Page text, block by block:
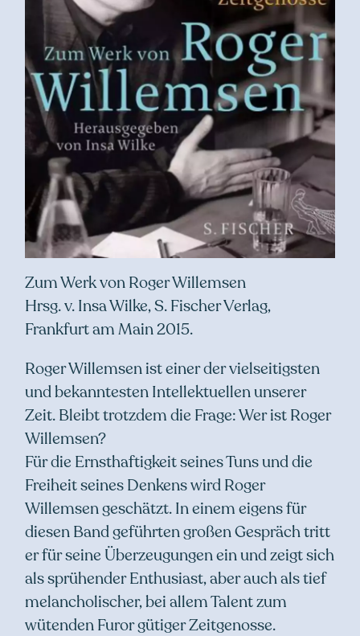
Zum Werk von Roger Willemsen
Hrsg. v. Insa Wilke, S. Fischer Verlag,
Frankfurt am Main 2015.
Roger Willemsen ist einer der vielseitigsten
und bekanntesten Intellektuellen unserer
Zeit. Bleibt trotzdem die Frage: Wer ist Roger
Willemsen?
Für die Ernsthaftigkeit seines Tuns und die
Freiheit seines Denkens wird Roger
Willemsen geschätzt. In einem eigens für
diesen Band geführten großen Gespräch tritt
er für seine Überzeugungen ein und zeigt sich
als sprühender Enthusiast, aber auch als tief
melancholischer, bei allem Talent zum
wütenden Furor gütiger Zeitgenosse.